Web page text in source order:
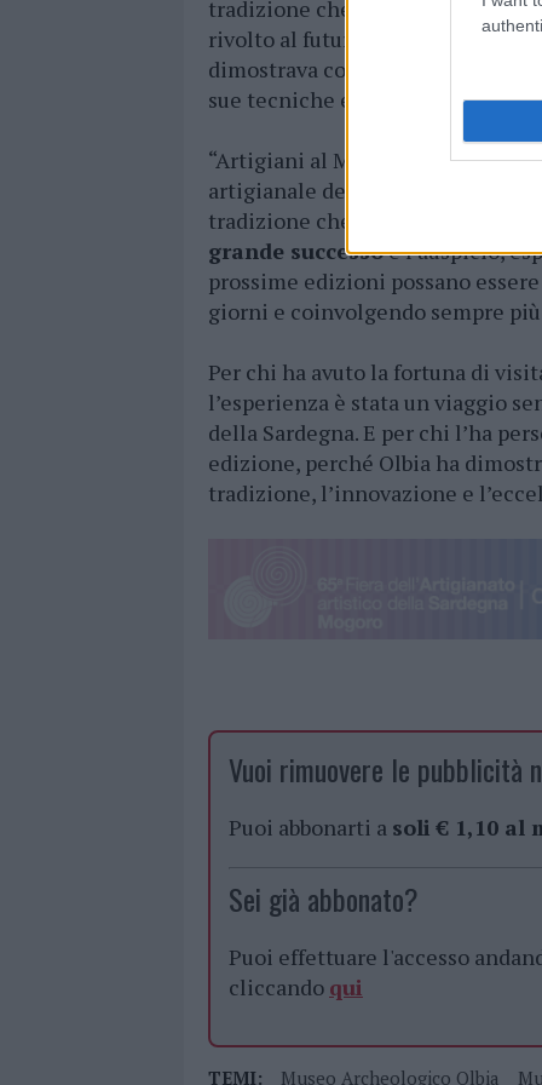
tradizione che, pur mantenendo
rivolto al futuro. Ogni pezzo
dimostrava come la Sardegna
sue tecniche e visioni senza
“Artigiani al Museo” ha dunque
artigianale dell’isola in modo
tradizione che si rinnova
grande successoe l’auspicio,
prossime edizioni possano
giorni e coinvolgendo sempre
Per chi ha avuto la fortuna di
l’esperienza è stata un viaggio
della Sardegna. E per chi l’ha
edizione, perché Olbia ha
tradizione, l’innovazione e
Vuoi rimuovere le pubblicità
Puoi abbonarti a soli € 1,10 al
Sei già abbonato?
Puoi effettuare l'accesso
cliccando qui
TEMI: Museo Archeologico Olbia